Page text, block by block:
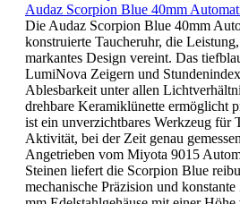
Audaz Scorpion Blue 40mm
Die Audaz Scorpion Blue 40mm
konstruierte Taucheruhr, die
markantes Design vereint. Das
LumiNova Zeigern und
Ablesbarkeit unter allen
drehbare Keramiklünette ermöglicht
ist ein unverzichtbares Werkzeug für
Aktivität, bei der Zeit genau
Angetrieben vom Miyota 9015
Steinen liefert die Scorpion Blue
mechanische Präzision und